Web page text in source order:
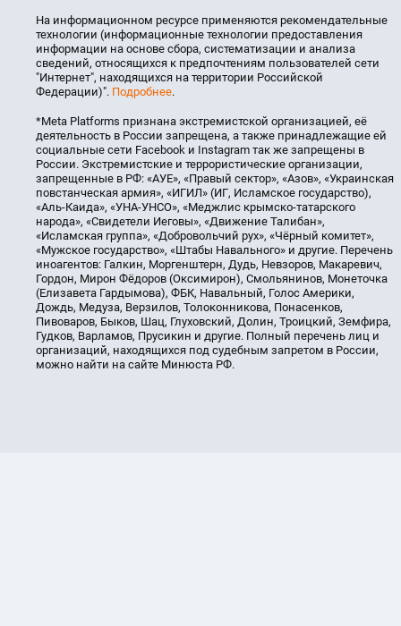
На информационном ресурсе применяются рекомендательные
технологии (информационные технологии предоставления
информации на основе сбора, систематизации и анализа
сведений, относящихся к предпочтениям пользователей сети
"Интернет", находящихся на территории Российской
Федерации)". Подробнее.
*Meta Platforms признана экстремистской организацией, её
деятельность в России запрещена, а также принадлежащие ей
социальные сети Facebook и Instagram так же запрещены в
России. Экстремистские и террористические организации,
запрещенные в РФ: «АУЕ», «Правый сектор», «Азов», «Украинская
повстанческая армия», «ИГИЛ» (ИГ, Исламское государство),
«Аль-Каида», «УНА-УНСО», «Меджлис крымско-татарского
народа», «Свидетели Иеговы», «Движение Талибан»,
«Исламская группа», «Добровольчий рух», «Чёрный комитет»,
«Мужское государство», «Штабы Навального» и другие. Перечень
иноагентов: Галкин, Моргенштерн, Дудь, Невзоров, Макаревич,
Гордон, Мирон Фёдоров (Оксимирон), Смольянинов, Монеточка
(Елизавета Гардымова), ФБК, Навальный, Голос Америки,
Дождь, Медуза, Верзилов, Толоконникова, Понасенков,
Пивоваров, Быков, Шац, Глуховский, Долин, Троицкий, Земфира,
Гудков, Варламов, Прусикин и другие. Полный перечень лиц и
организаций, находящихся под судебным запретом в России,
можно найти на сайте Минюста РФ.